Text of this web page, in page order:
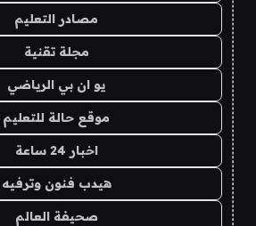
مصادر التعليم
مجلة تقنية
يو ان بي الرياضي
موقع حالة للتعليم
اخبار 24 ساعة
هيدب فنون وترفيه
صحيفة العالم